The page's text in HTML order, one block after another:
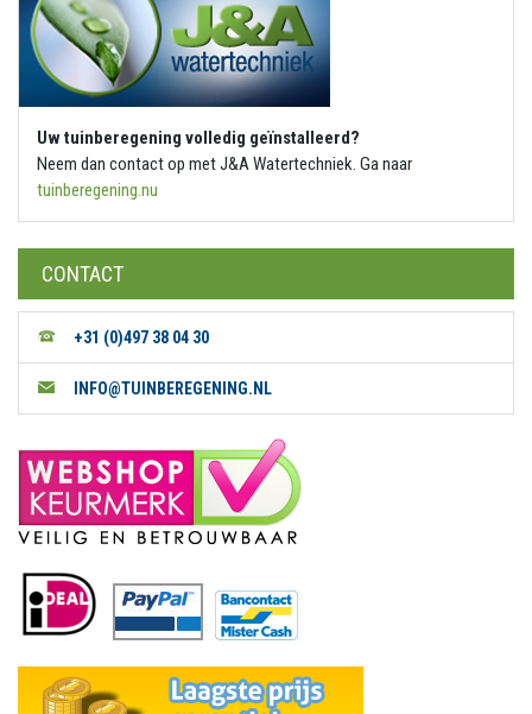
Uw tuinberegening volledig geïnstalleerd?
Neem dan contact op met J&A Watertechniek. Ga naar
tuinberegening.nu
CONTACT
+31 (0)497 38 04 30
INFO@TUINBEREGENING.NL